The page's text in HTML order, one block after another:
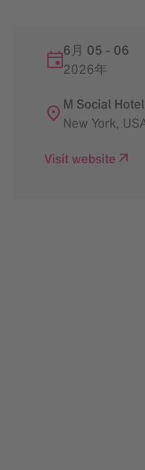
6月 05 - 06
2026年
M Social
New York,
Visit website